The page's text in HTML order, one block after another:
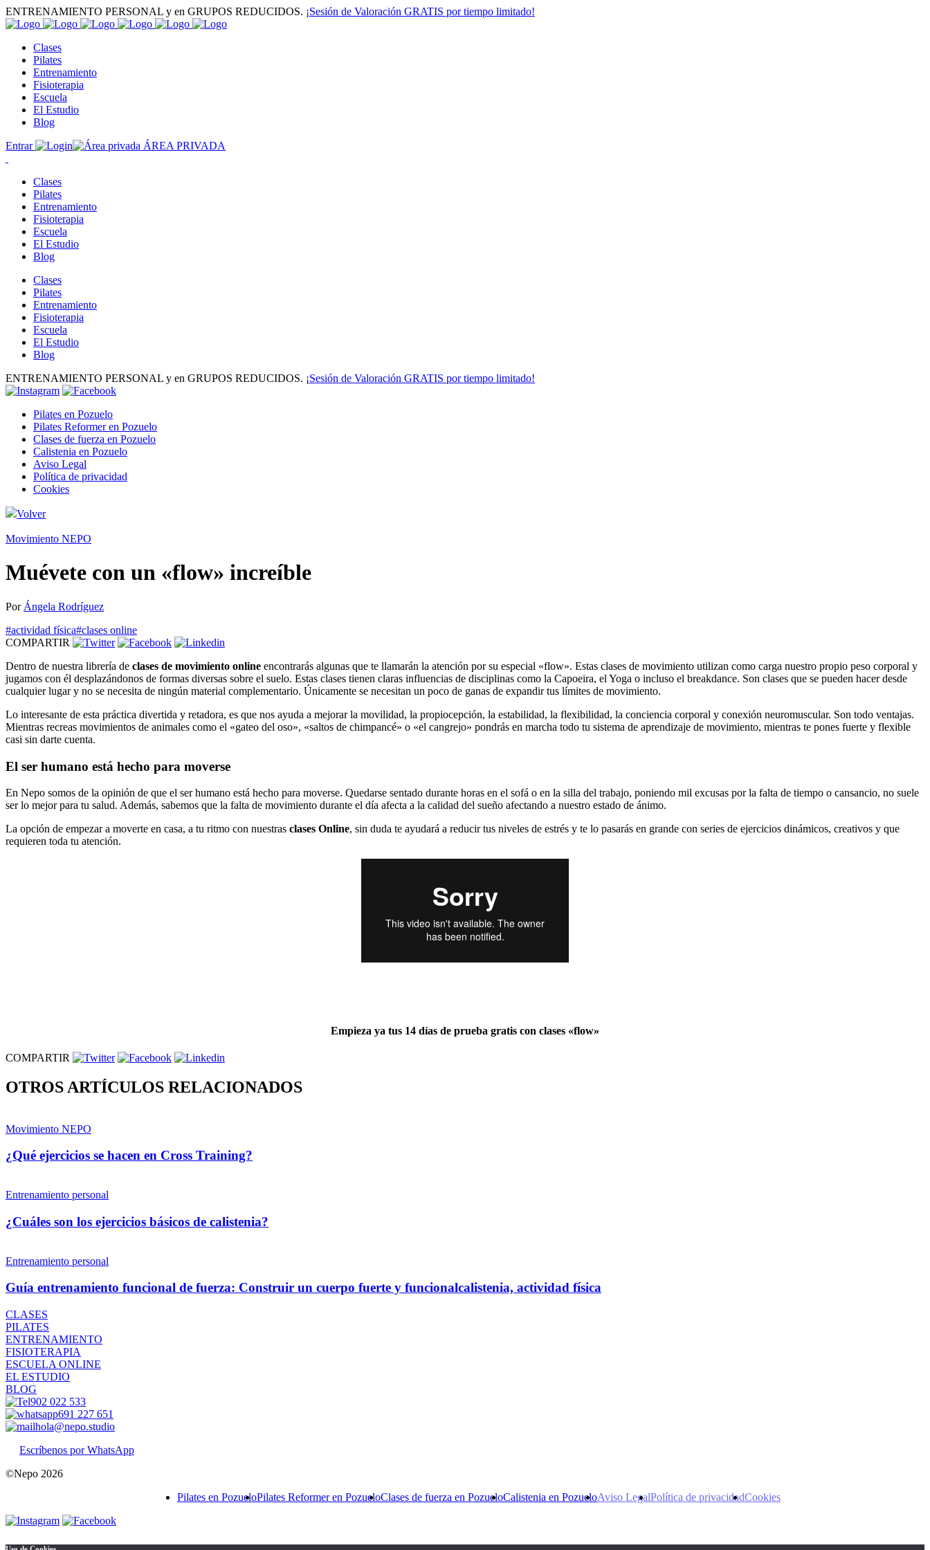
ENTRENAMIENTO PERSONAL y en GRUPOS REDUCIDOS. ¡Sesión de Valoración GRATIS por tiempo limitado!
Clases
Pilates
Entrenamiento
Fisioterapia
Escuela
El Estudio
Blog
Entrar
ÁREA PRIVADA
Clases
Pilates
Entrenamiento
Fisioterapia
Escuela
El Estudio
Blog
Clases
Pilates
Entrenamiento
Fisioterapia
Escuela
El Estudio
Blog
ENTRENAMIENTO PERSONAL y en GRUPOS REDUCIDOS. ¡Sesión de Valoración GRATIS por tiempo limitado!
Pilates en Pozuelo
Pilates Reformer en Pozuelo
Clases de fuerza en Pozuelo
Calistenia en Pozuelo
Aviso Legal
Política de privacidad
Cookies
Volver
Movimiento NEPO
Muévete con un «flow» increíble
Por Ángela Rodríguez
#actividad física#clases online
COMPARTIR
Dentro de nuestra librería de clases de movimiento online encontrarás algunas que te llamarán la atención por su especial «flow». Estas clases de movimiento utilizan como carga nuestro propio peso corporal y
jugamos con él desplazándonos de formas diversas sobre el suelo. Estas clases tienen claras influencias de disciplinas como la Capoeira, el Yoga o incluso el breakdance. Son clases que se pueden hacer desde
cualquier lugar y no se necesita de ningún material complementario. Únicamente se necesitan un poco de ganas de expandir tus límites de movimiento.
Lo interesante de esta práctica divertida y retadora, es que nos ayuda a mejorar la movilidad, la propiocepción, la estabilidad, la flexibilidad, la conciencia corporal y conexión neuromuscular. Son todo ventajas.
Mientras recreas movimientos de animales como el «gateo del oso», «saltos de chimpancé» o «el cangrejo» pondrás en marcha todo tu sistema de aprendizaje de movimiento, mientras te pones fuerte y flexible
casi sin darte cuenta.
El ser humano está hecho para moverse
En Nepo somos de la opinión de que el ser humano está hecho para moverse. Quedarse sentado durante horas en el sofá o en la silla del trabajo, poniendo mil excusas por la falta de tiempo o cansancio, no suele
ser lo mejor para tu salud. Además, sabemos que la falta de movimiento durante el día afecta a la calidad del sueño afectando a nuestro estado de ánimo.
La opción de empezar a moverte en casa, a tu ritmo con nuestras clases Online, sin duda te ayudará a reducir tus niveles de estrés y te lo pasarás en grande con series de ejercicios dinámicos, creativos y que
requieren toda tu atención.
Empieza ya tus 14 días de prueba gratis con clases «flow»
COMPARTIR
OTROS ARTÍCULOS RELACIONADOS
Movimiento NEPO
¿Qué ejercicios se hacen en Cross Training?
Entrenamiento personal
¿Cuáles son los ejercicios básicos de calistenia?
Entrenamiento personal
Guía entrenamiento funcional de fuerza: Construir un cuerpo fuerte y funcionalcalistenia, actividad física
CLASES
PILATES
ENTRENAMIENTO
FISIOTERAPIA
ESCUELA ONLINE
EL ESTUDIO
BLOG
902 022 533
691 227 651
hola@nepo.studio
Escríbenos por WhatsApp
©Nepo 2026
Pilates en PozueloPilates Reformer en PozueloClases de fuerza en PozueloCalistenia en PozueloAviso LegalPolítica de privacidadCookies